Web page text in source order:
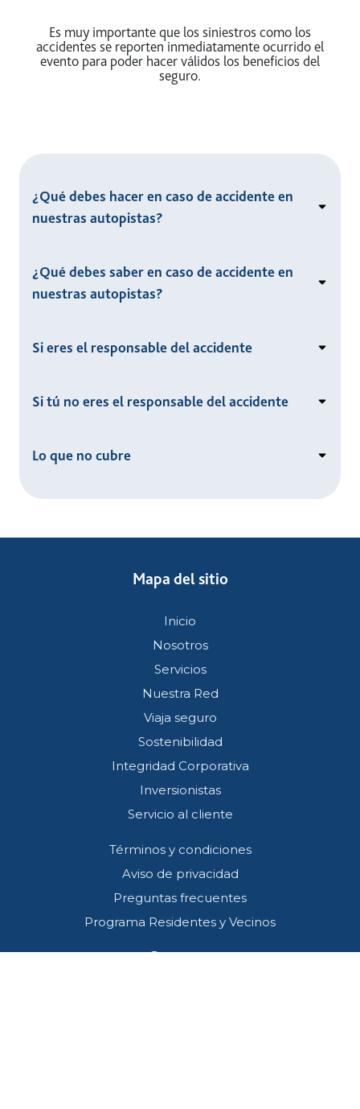
Es muy importante que los siniestros como los
accidentes se reporten inmediatamente ocurrido el
evento para poder hacer válidos los beneficios del
seguro.
¿Qué debes hacer en caso de accidente en
nuestras autopistas?
¿Qué debes saber en caso de accidente en
nuestras autopistas?
Si eres el responsable del accidente
Si tú no eres el responsable del accidente
Lo que no cubre
Mapa del sitio
Inicio
Nosotros
Servicios
Nuestra Red
Viaja seguro
Sostenibilidad
Integridad Corporativa
Inversionistas
Servicio al cliente
Términos y condiciones
Aviso de privacidad
Preguntas frecuentes
Programa Residentes y Vecinos
Contacto